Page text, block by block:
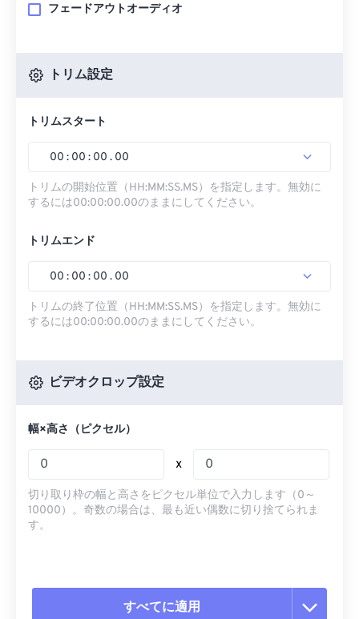
フェードアウトオーディオ
トリム設定
トリムスタート
00 : 00 : 00 . 00
トリムの開始位置（HH:MM:SS.MS）を指定します。無効に
するには00:00:00.00のままにしてください。
トリムエンド
00 : 00 : 00 . 00
トリムの終了位置（HH:MM:SS.MS）を指定します。無効に
するには00:00:00.00のままにしてください。
ビデオクロップ設定
幅×高さ（ピクセル）
x
切り取り枠の幅と高さをピクセル単位で入力します（0～
10000）。奇数の場合は、最も近い偶数に切り捨てられま
す。
すべてに適用